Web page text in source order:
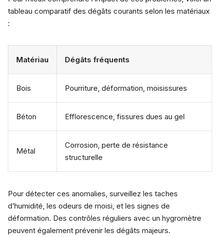
tableau comparatif des dégâts courants selon les matériaux
:
Matériau Dégâts fréquents
Bois Pourriture, déformation, moisissures
Béton Efflorescence, fissures dues au gel
Métal
Corrosion, perte de résistance
structurelle
Pour détecter ces anomalies, surveillez les taches
d’humidité, les odeurs de moisi, et les signes de
déformation. Des contrôles réguliers avec un hygromètre
peuvent également prévenir les dégâts majeurs.